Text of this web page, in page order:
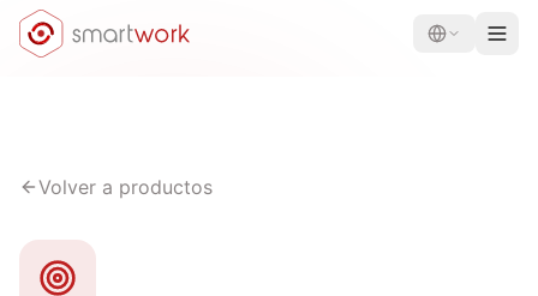
Volver a productos